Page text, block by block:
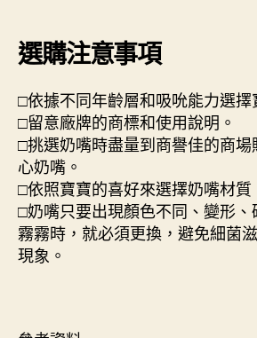
選購注意事項
□依據不同年齡層和吸吮能力選擇
□留意廠牌的商標和使用說明。
□挑選奶嘴時盡量到商譽佳的商
心奶嘴。
□依照寶寶的喜好來選擇奶嘴材質
□奶嘴只要出現顏色不同、變形
霧霧時，就必須更換，避免細菌
現象。